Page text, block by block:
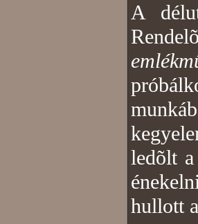
A
ledõlt
hullott